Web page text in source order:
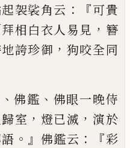
袈裟角云 ：『可貴
拜相白衣人易見 ， 簪
誇珍御 ， 狗咬全同
、佛鑑 、 佛眼一晚侍
室 ， 燈已滅 ，演於
。』 佛鑑云 ： 『彩